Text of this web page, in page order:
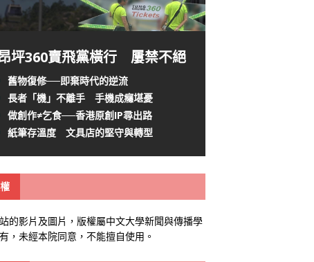
坪360賣飛黨橫行 屢禁不絕
舊物復修──即棄時代的逆流
長者「機」不離手 手機成癮堪憂
做創作≠乞食──香港原創IP尋出路
紙筆存溫度 文具店的堅守與轉型
的影片及圖片，版權屬中文大學新聞與傳播學
，未經本院同意，不能擅自使用。